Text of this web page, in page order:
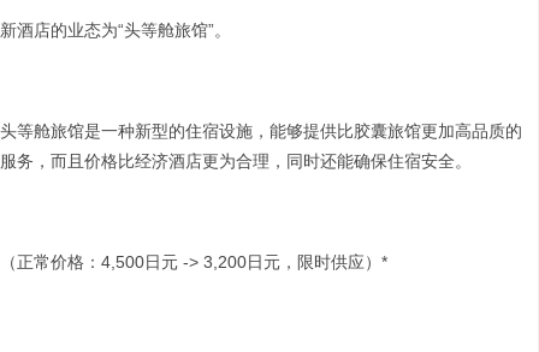
新酒店的业态为“头等舱旅馆”。
头等舱旅馆是一种新型的住宿设施，能够提供比胶囊旅馆更加高品质的
服务，而且价格比经济酒店更为合理，同时还能确保住宿安全。
（正常价格：4,500日元 -> 3,200日元，限时供应）*